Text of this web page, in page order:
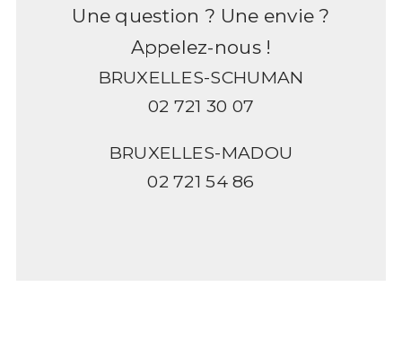
Une question ? Une envie ?
Appelez-nous !
BRUXELLES-SCHUMAN
02 721 30 07
BRUXELLES-MADOU
02 721 54 86